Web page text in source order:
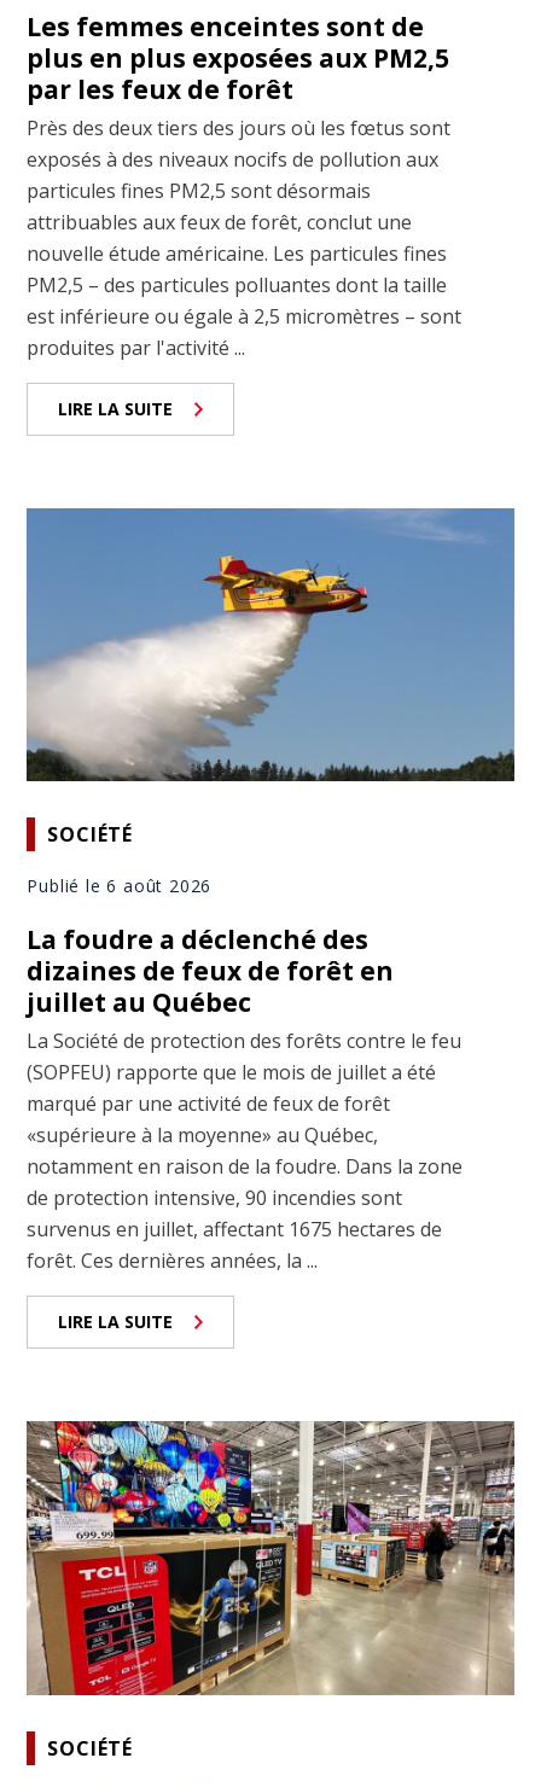
Les femmes enceintes sont de
plus en plus exposées aux PM2,5
par les feux de forêt
Près des deux tiers des jours où les fœtus sont
exposés à des niveaux nocifs de pollution aux
particules fines PM2,5 sont désormais
attribuables aux feux de forêt, conclut une
nouvelle étude américaine. Les particules fines
PM2,5 – des particules polluantes dont la taille
est inférieure ou égale à 2,5 micromètres – sont
produites par l'activité ...
LIRE LA SUITE
SOCIÉTÉ
Publié le 6 août 2026
La foudre a déclenché des
dizaines de feux de forêt en
juillet au Québec
La Société de protection des forêts contre le feu
(SOPFEU) rapporte que le mois de juillet a été
marqué par une activité de feux de forêt
«supérieure à la moyenne» au Québec,
notamment en raison de la foudre. Dans la zone
de protection intensive, 90 incendies sont
survenus en juillet, affectant 1675 hectares de
forêt. Ces dernières années, la ...
LIRE LA SUITE
SOCIÉTÉ